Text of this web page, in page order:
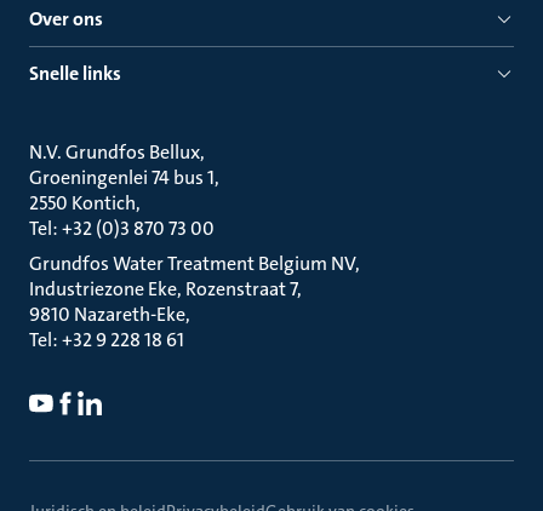
Over ons
Snelle links
N.V. Grundfos Bellux
Groeningenlei 74 bus 1
2550 Kontich
Tel: +32 (0)3 870 73 00
Grundfos Water Treatment Belgium NV
Industriezone Eke, Rozenstraat 7
9810 Nazareth-Eke
Tel: +32 9 228 18 61